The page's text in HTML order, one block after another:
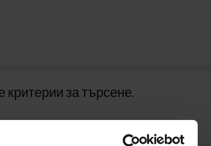
критерии за търсене.